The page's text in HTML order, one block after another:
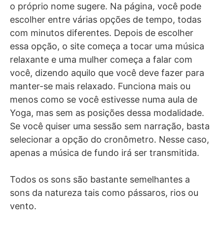
o próprio nome sugere. Na página, você pode
escolher entre várias opções de tempo, todas
com minutos diferentes. Depois de escolher
essa opção, o site começa a tocar uma música
relaxante e uma mulher começa a falar com
você, dizendo aquilo que você deve fazer para
manter-se mais relaxado. Funciona mais ou
menos como se você estivesse numa aula de
Yoga, mas sem as posições dessa modalidade.
Se você quiser uma sessão sem narração, basta
selecionar a opção do cronômetro. Nesse caso,
apenas a música de fundo irá ser transmitida.
Todos os sons são bastante semelhantes a
sons da natureza tais como pássaros, rios ou
vento.